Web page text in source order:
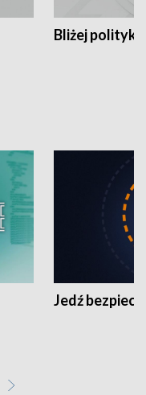
Bliżej polityki
Jedź